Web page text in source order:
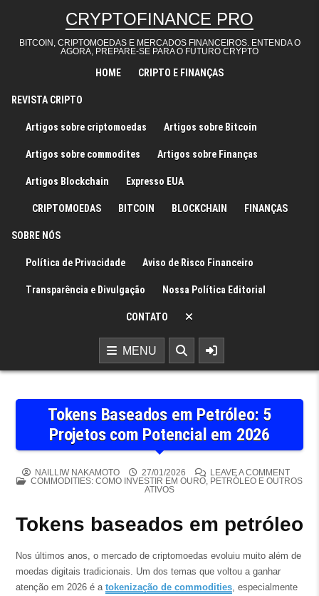
CRYPTOFINANCE PRO
BITCOIN, CRIPTOMOEDAS E MERCADOS FINANCEIROS. ENTENDA O
AGORA, PREPARE-SE PARA O FUTURO CRYPTO
HOME CRIPTO E FINANÇAS
REVISTA CRIPTO
Artigos sobre criptomoedas Artigos sobre Bitcoin
Artigos sobre commodites Artigos sobre Finanças
Artigos Blockchain Expresso EUA
CRIPTOMOEDAS BITCOIN BLOCKCHAIN FINANÇAS
SOBRE NÓS
Política de Privacidade Aviso de Risco Financeiro
Transparência e Divulgação Nossa Política Editorial
CONTATO
MENU
Tokens Baseados em Petróleo: 5
Projetos com Potencial em 2026
NAILLIW NAKAMOTO 27/01/2026 LEAVE A COMMENTON
POSTED IN
COMMODITIES: COMO INVESTIR EM OURO, PETRÓLEO E OUTROS
ATIVOS
Tokens baseados em petróleo
Nos últimos anos, o mercado de criptomoedas evoluiu muito além de
moedas digitais tradicionais. Um dos temas que voltou a ganhar
atenção em 2026 é a tokenização de commodities, especialmente